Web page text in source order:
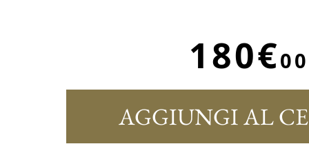
180€00
AGGIUNGI AL